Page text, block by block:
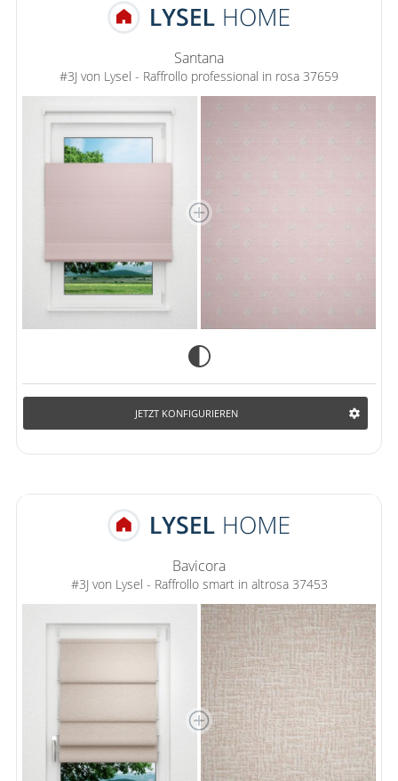
Santana
#3J von Lysel - Raffrollo professional in rosa 37659
JETZT KONFIGURIEREN
Bavicora
#3J von Lysel - Raffrollo smart in altrosa 37453